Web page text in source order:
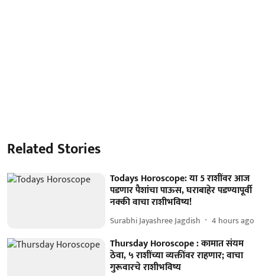
Related Stories
Todays Horoscope: या 5 राशींवर आज
पडणार पैशांचा पाऊस, घराबाहेर पडण्यापूर्वी
नक्की वाचा राशीभविष्य!
Surabhi Jayashree Jagdish 4 hours ago
Thursday Horoscope : कामात संयम
ठेवा, ५ राशींच्या व्यक्तींवर राहणार; वाचा
गुरूवारचे राशीभविष्य